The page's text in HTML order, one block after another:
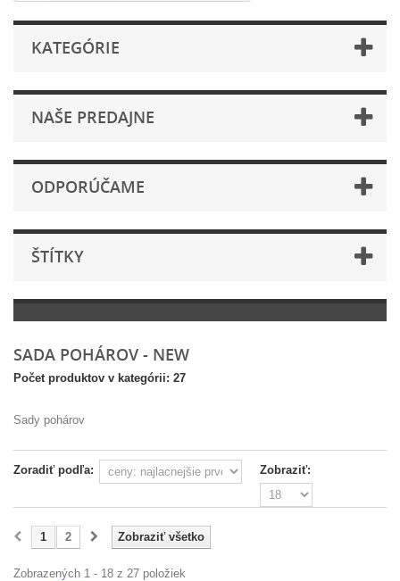
KATEGÓRIE
NAŠE PREDAJNE
ODPORÚČAME
ŠTÍTKY
SADA POHÁROV - NEW
Počet produktov v kategórii: 27
Sady pohárov
Zoradiť podľa: Zobraziť:
Zobraziť všetko
1 2
Zobrazených 1 - 18 z 27 položiek